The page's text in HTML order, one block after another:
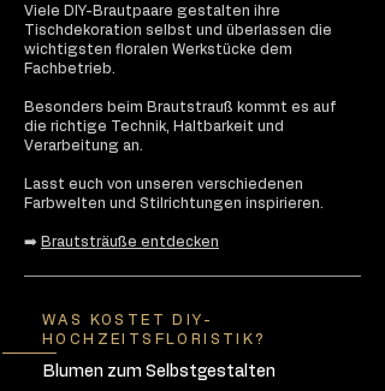
Viele DIY-Brautpaare gestalten ihre
Tischdekoration selbst und überlassen die
wichtigsten floralen Werkstücke dem
Fachbetrieb.
Besonders beim Brautstrauß kommt es auf
die richtige Technik, Haltbarkeit und
Verarbeitung an.
Lasst euch von unseren verschiedenen
Farbwelten und Stilrichtungen inspirieren.
➡️ Brautsträuße entdecken
WAS KOSTET DIY-
HOCHZEITSFLORISTIK?
Blumen zum Selbstgestalten